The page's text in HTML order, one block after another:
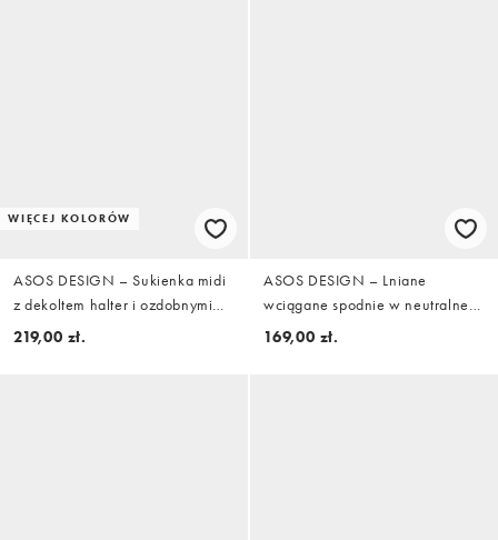
WIĘCEJ KOLORÓW
ASOS DESIGN – Sukienka midi
z dekoltem halter i ozdobnymi
szwami z domieszką lnu w
219,00 zł.
ASOS DESIGN – Lniane
wciągane spodnie w neutralne
paski, część zestawu
169,00 zł.